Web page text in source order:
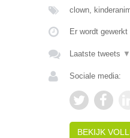
clown,
Er wordt
Laatste tweets ▼
Sociale media:
BEKIJK